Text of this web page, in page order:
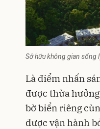
Sở hữu không gian sống
Là điểm nhấn
được thừa
bờ biển riêng
được vận hành